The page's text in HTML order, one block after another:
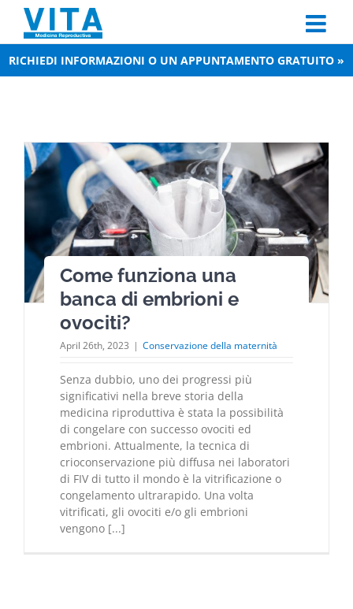
content
RICHIEDI INFORMAZIONI O UN APPUNTAMENTO GRATUITO »
Come funziona una
banca di embrioni e
ovociti?
April 26th, 2023 | Conservazione della maternità
Senza dubbio, uno dei progressi più
significativi nella breve storia della
medicina riproduttiva è stata la possibilità
di congelare con successo ovociti ed
embrioni. Attualmente, la tecnica di
crioconservazione più diffusa nei laboratori
di FIV di tutto il mondo è la vitrificazione o
congelamento ultrarapido. Una volta
vitrificati, gli ovociti e/o gli embrioni
vengono [...]